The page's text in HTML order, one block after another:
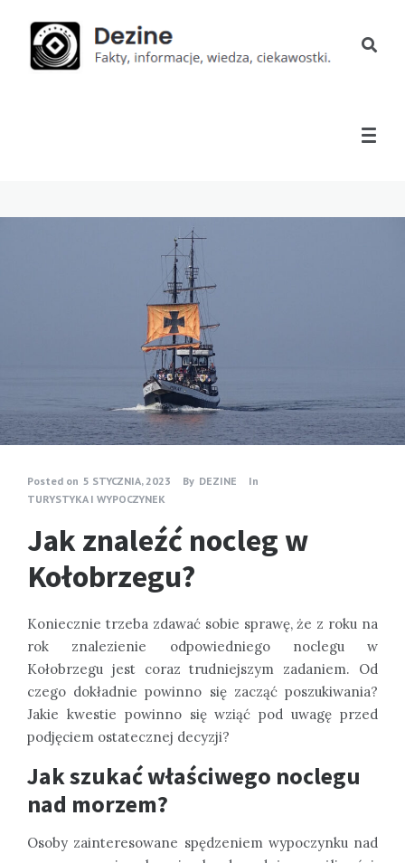
Posted on 5 STYCZNIA, 2023 By DEZINE
In
TURYSTYKA I WYPOCZYNEK
Jak znaleźć nocleg w
Kołobrzegu?
Koniecznie trzeba zdawać sobie sprawę, że z roku na
rok znalezienie odpowiedniego noclegu w
Kołobrzegu jest coraz trudniejszym zadaniem. Od
czego dokładnie powinno się zacząć poszukiwania?
Jakie kwestie powinno się wziąć pod uwagę przed
podjęciem ostatecznej decyzji?
Jak szukać właściwego noclegu
nad morzem?
Osoby zainteresowane spędzeniem wypoczynku nad